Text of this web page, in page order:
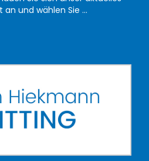
und wählen Sie ...